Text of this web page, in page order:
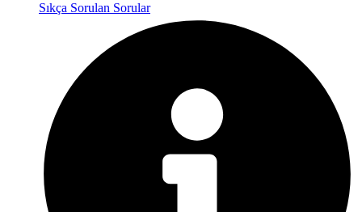
Sıkça Sorulan Sorular